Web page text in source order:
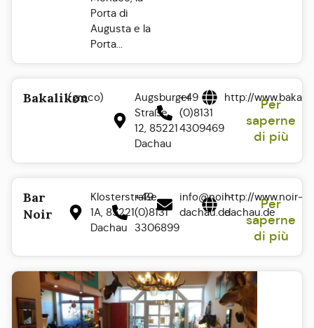
Porta di
Augusta e la
Porta...
Bakalikon
(greco)
Augsburger
Straße
12, 85221
Dachau
+49
(0)8131
4309469
http://
Per
saperne
di più
Bar
Noir
Klosterstraße
1A, 85221
Dachau
+49
(0)8131
3306899
info@noir-
dachau.de
http://www.noir-
dachau.de
Per
saperne
di più